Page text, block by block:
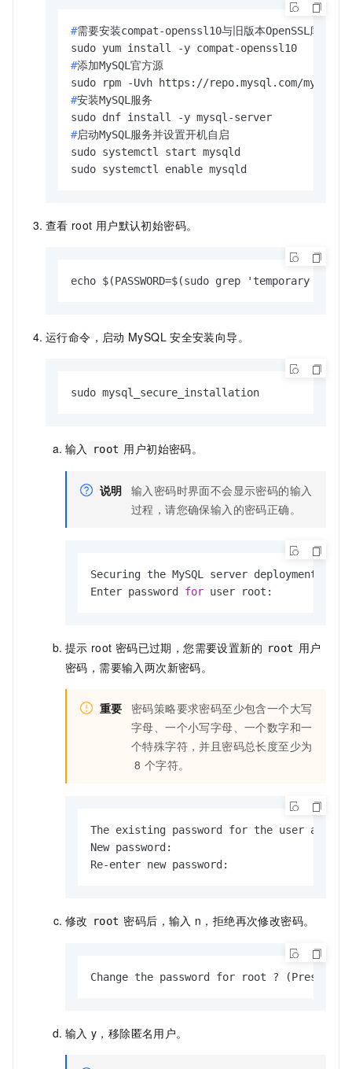
#需要安装compat-openssl10与旧版本OpenSSL库兼容
#添加MySQL官方源
#安装MySQL服务
#启动MySQL服务并设置开机自启
sudo systemctl start mysqld
sudo systemctl enable mysqld
查看 root 用户默认初始密码。
echo $(PASSWORD=$(sudo grep 'temporary
运行命令，启动 MySQL 安全安装向导。
sudo mysql_secure_installation
输入 root 用户初始密码。
说明 输入密码时界面不会显示密码的输入
过程，请您确保输入的密码正确。
Securing the MySQL server deployment.
Enter password for user root:
提示 root 密码已过期，您需要设置新的 root 用户
密码，需要输入两次新密码。
重要
密码策略要求密码至少包含一个大写
字母、一个小写字母、一个数字和一
个特殊字符，并且密码总长度至少为
8 个字符。
The existing password for the user
New password:
Re-enter new password:
修改 root 密码后，输入 n，拒绝再次修改密码。
Change the password for root ? (Press
输入 y，移除匿名用户。